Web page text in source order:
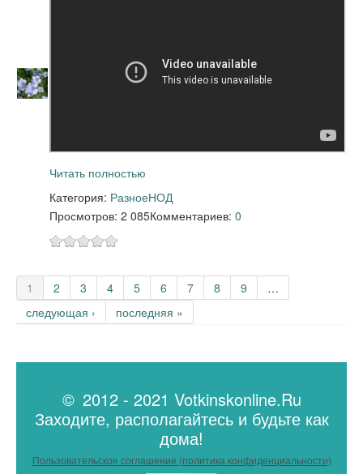
Читать полностью
Категория: РазноеНОД
Просмотров: 2 085Комментариев: 0
Страницы
1 2 3 4 5 6 7 8 9
…
следующая ›
последняя »
© 2012 - 2021 Votkinskonline.Ru
Заходите, располагайтесь и будьте как
дома!
Пользовательское соглашение (политика конфиденциальности)